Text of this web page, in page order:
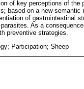
of key perceptions of the
based on a new
of gastrointestinal
As a
preventive strategies.
Participation; Sheep